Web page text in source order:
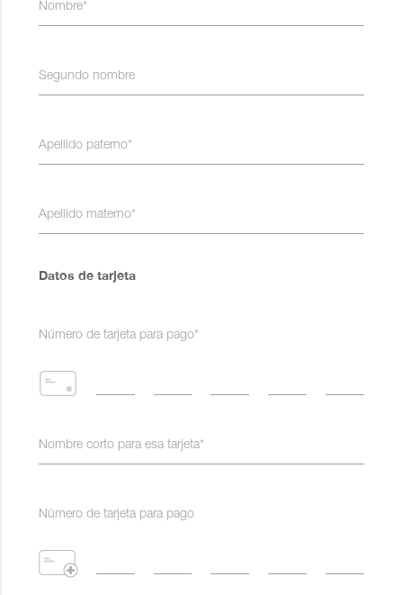
Nombre*
Segundo nombre
Apellido paterno*
Apellido materno*
Datos de tarjeta
Número de tarjeta para pago*
Nombre corto para esa tarjeta*
Número de tarjeta para pago